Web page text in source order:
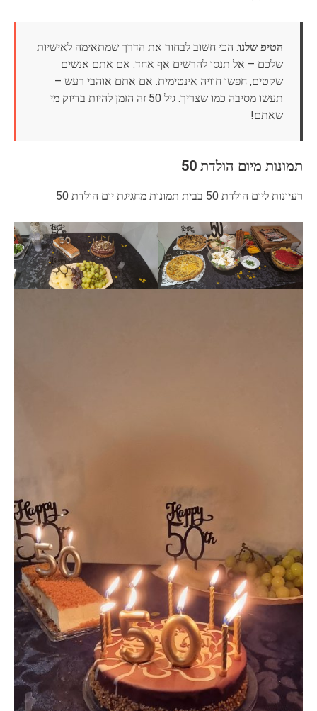
הטיפ שלנו: הכי חשוב לבחור את הדרך שמתאימה לאישיות
שלכם – אל תנסו להרשים אף אחד. אם אתם אנשים
שקטים, חפשו חוויה אינטימית. אם אתם אוהבי רעש –
תעשו מסיבה כמו שצריך. גיל 50 זה הזמן להיות בדיוק מי
שאתם!
תמונות מיום הולדת 50
רעיונות ליום הולדת 50 בבית תמונות מחגיגת יום הולדת 50